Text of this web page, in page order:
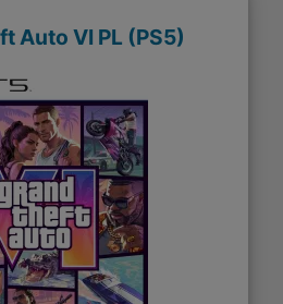
Auto VI PL (PS5)